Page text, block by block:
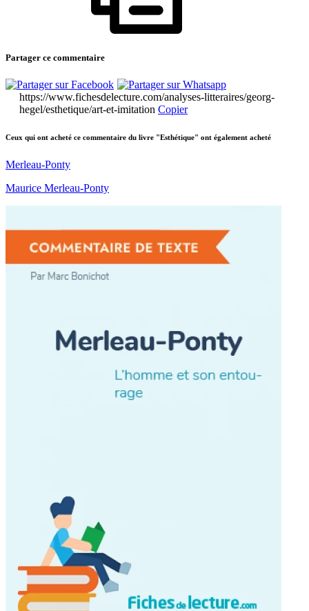
Partager ce commentaire
https://www.fichesdelecture.com/analyses-litteraires/georg-
hegel/esthetique/art-et-imitation Copier
Ceux qui ont acheté ce commentaire du livre "Esthétique" ont également acheté
Merleau-Ponty
Maurice Merleau-Ponty